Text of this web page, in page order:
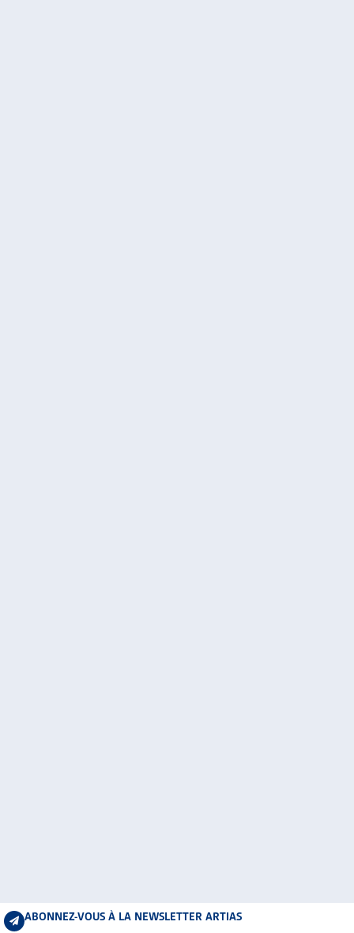
ABONNEZ-VOUS À LA NEWSLETTER ARTIAS